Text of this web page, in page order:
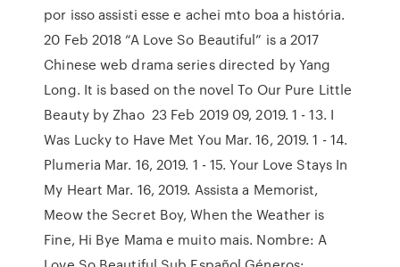
por isso assisti esse e achei mto boa a história.
20 Feb 2018 “A Love So Beautiful” is a 2017
Chinese web drama series directed by Yang
Long. It is based on the novel To Our Pure Little
Beauty by Zhao 23 Feb 2019 09, 2019. 1 - 13. I
Was Lucky to Have Met You Mar. 16, 2019. 1 - 14.
Plumeria Mar. 16, 2019. 1 - 15. Your Love Stays In
My Heart Mar. 16, 2019. Assista a Memorist,
Meow the Secret Boy, When the Weather is
Fine, Hi Bye Mama e muito mais. Nombre: A